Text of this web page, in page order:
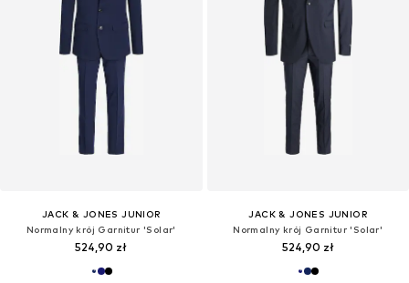
JACK & JONES JUNIOR
Normalny krój Garnitur 'Solar'
524,90 zł
JACK & JONES JUNIOR
Normalny krój Garnitur 'Solar'
524,90 zł